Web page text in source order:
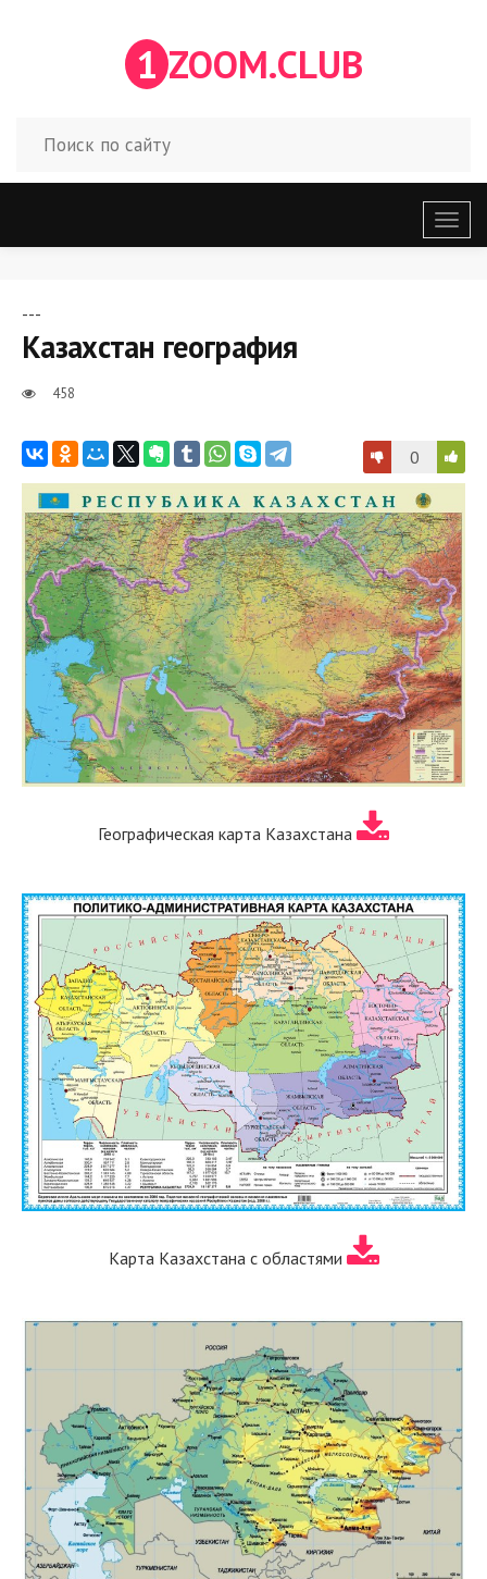
1 ZOOM.CLUB
меню
---
Казахстан география
458
0
Географическая карта Казахстана
Карта Казахстана с областями